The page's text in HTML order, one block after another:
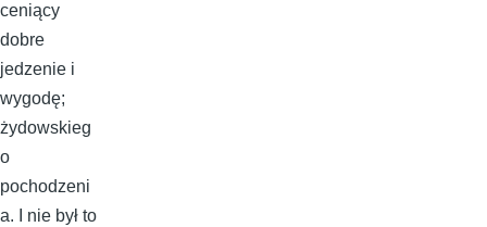
ceniący
dobre
jedzenie i
wygodę;
żydowskieg
o
pochodzeni
a. I nie był to